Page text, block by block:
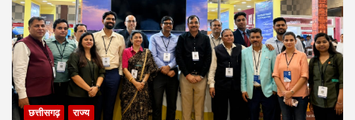
छत्तीसगढ़ राज्य